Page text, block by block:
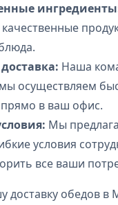
Наша
осуществляем
прямо в ваш офис.
Мы
условия
все ваши
доставку обедов